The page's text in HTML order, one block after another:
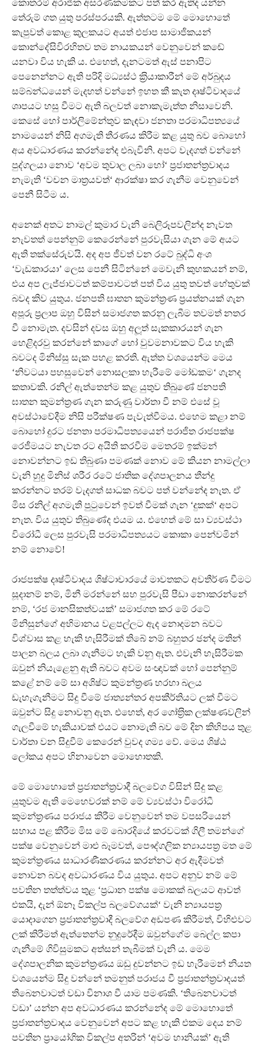
කොතරම් අරාජික අසරණකමකට පත් කර ඇතිද යන්න
තේරුම් ගත යුතු පරස්පරයකි. ඇත්තටම මේ මොහොතේ
කැපුවත් කොළ කුලකයට අයත් එජාප සාමාජිකයන්
කොන්දේසිවිරහිතව තම නායකයන් වෙනුවෙන් කඬේ
යනවා විය හැකි ය. එහෙත්, දැනටමත් ඇස් පනාපිට
පෙනෙන්නට ඇති පරිදි මධ්‍යස්ථ ක‍්‍රියාකාරීන් මේ අර්බුදය
සම්බන්ධයෙන් මැදහත් වන්නේ ඉහත කී කැත දෘෂ්ටිවාදයේ
ශාපයට හසු වීමට ඇති බලවත් නොකැමැත්ත නිසාවෙනි.
කෙසේ හෝ පාර්ලිමේන්තුව කැඳවා ජනතා පරමාධිපත්‍යයේ
නාමයෙන් නිසි අගමැති තීරණය කිරීම කළ යුතු බව බොහෝ
අය අවධාරණය කරන්නේද එබැවිනි. අපට වැදගත් වන්නේ
පුද්ගලයා නොව ‘අවම තුවාල ලබා හෝ‘ ප‍්‍රජාතන්ත‍්‍රවාදය
නැමැති ‘වචන මාත‍්‍රයවත්‘ ආරක්ෂා කර ගැනීම වෙනුවෙන්
පෙනී සිටීම ය.
අනෙක් අතට නාමල් කුමාර වැනි‍ බෙලිරූපවලින්ද නැවත
නැවතත් පෙන්නුම් කෙරෙන්නේ පුරවැසියා ගැන මේ අයට
ඇති තක්සේරුවයි. අද අප ජීවත් වන රටේ බුද්ධි අංශ
‘වැඩකාරයා’ ලෙස පෙනී සිටින්නේ මෙවැනි කුහකයන් නම්,
එය අප ලැජ්ජාවටත් කම්පාවටත් පත් විය යුතු තවත් හේතුවක්
බවද කිව යුතුය. ජනපති ඝාතන කුමන්ත‍්‍රණ ප‍්‍රයත්නයක් ගැන
අපූරු ප‍්‍රලාප ඔහු විසින් සමාජගත කරනු ලැබීම තවමත් නතර
වී නොමැත. දවසින් දවස ඔහු අලූ‍ත් සැකකාරයන් ගැන
හෙළිදරවු කරන්නේ කාගේ හෝ වුවමනාවකට විය හැකි
බවටද මිනිස්සු සැක පහළ කරති. ඇත්ත වශයෙන්ම මෙය
‘නිවටයා පහසුවෙන් නොසලකා හැරීමේ මෝඩකම‘ ගැනද
කතාවකි. රනිල් ඇත්තෙන්ම කළ යුතුව තිබුණේ ජනපති
ඝාතන කුමන්ත‍්‍රණ ගැන කරුණු වාර්තා වී නම් එසේ වූ
අවස්ථාවේදීම නිසි පරීක්ෂණ පැවැත්වීමය. එහෙම කළා නම්
බොහෝ දුරට ජනතා පරමාධිපත්‍යයෙන් පරාජිත රාජපක්ෂ
රෙජීමයට නැවත රට අයිති කරවීම මෙතරම් ඉක්මන්
නොවන්නට ඉඩ තිබුණා පමණක් නොව මේ කියන නාමල්ලා
වැනි හුදු මිනිස් ශරීර රටේ ජාතික දේශපාලනය තීන්දු
කරන්නට තරම් වැදගත් සාධක බවට පත් වන්නේද නැත. ඒ
මිස රනිල් අගමැති පුටුවෙන් ඉවත් වීමක් ගැන ‘දුකක්‘ අපට
නැත. විය යුතුව තිබුණේද එයම ය. එහෙත් මේ සා ව්‍යවස්ථා
විරෝධී ලෙස පුරවැසි පරමාධිපත්‍යයට කොකා පෙන්වමින්
නම් නොවේ!
රාජපක්ෂ දෘෂ්ටිවාදය ශිෂ්ටාචාරයේ මාවතකට අවතීර්ණ වීමට
සූදානම් නම්, මිනී මරන්නේ සහ පුරවැසි පීඩා නොකරන්නේ
නම්, ‘රජ මානසිකත්වයක්’ සමාජගත කර මේ රටේ
මිනිසුන්ගේ අභිමානය වළපල්ලට ඇද නොදමන බවට
විශ්වාස කළ හැකි හැසිරීමක් තිබේ නම් බහුතර ඡන්ද මතින්
පාලන බලය ලබා ගැනීමට හැකි වනු ඇත. එවැනි හැසිරීමක
ඔවුන් නියැළෙනු ඇති බවට අවම සංඥාවක් හෝ පෙන්නුම්
කළේ නම් මේ සා අශිෂ්ට කුමන්ත‍්‍රණ හරහා බලය
ඩැහැගැනීමට සිදු වීමේ ජාත්‍යන්තර අපකීර්තියට ලක් වීමට
ඔවුන්ට සිදු නොවනු ඇත. එහෙත්, අර ගෝත‍්‍රික ලක්ෂණවලින්
ගැලවීමේ හැකියාවක් එයට නොමැති බව මේ දින කිහිපය තුළ
වාර්තා වන සිදුවීම් කෙරෙන් වුවද ගම්‍ය වේ. මෙය ශිෂ්ඨ
ලෝකය අපට හිනාවෙන මොහොතකි.
මේ මොහොතේ ප‍්‍රජාතන්ත‍්‍රවාදී බලවේග විසින් සිදු කළ
යුතුවම ඇති මෙහෙවරක් නම් මේ ව්‍යවස්ථා විරෝධී
කුමන්ත‍්‍රණය පරාජය කිරීම වෙනුවෙන් තම වපසරියෙන්
සහාය පළ කිරීම මිස මේ බොරදියේ කරවටක් ගිලී තමන්ගේ
පක්ෂ වෙනුවෙන් මාළු බෑමවත්, පෞද්ගලික න්‍යායපත‍්‍ර මත මේ
කුමන්ත‍්‍රණය සාධාරණීකරණය කරන්නට අර ඇදීමවත්
නොවන බවද අවධාරණය විය යුතුය. අපට අනුව නම් මේ
පවතින තත්ත්වය තුළ ‘ප‍්‍රධාන පක්ෂ මොකක් බලයට ආවත්
එකයි, දැන් ඕනෑ විකල්ප බලවේගයක්‘ වැනි න්‍යායපත‍්‍ර
යොදාගෙන ප‍්‍රජාතන්ත‍්‍රවාදී බලවේග අඩපණ කිරීමත්, විහිළුවට
ලක් කිරීමත් ඇත්තෙන්ම නුදුරේදීම ඔවුන්ගේම බෙල්ල කපා
ගැනීමේ ගිවිසුමකට අත්සන් තැබීමක් වැනි ය. මෙම
දේශපාලනික කුමන්ත‍්‍රණය ඔඩු දුවන්නට ඉඩ හැරීමෙන් නියත
වශයෙන්ම සිදු වන්නේ තමනුත් පරාජය වී ප‍්‍රජාතන්ත‍්‍රවාදයත්
තිබෙනවාටත් වඩා විනාශ වී යාම පමණකි. ‘තිබෙනවාටත්
වඩා’ යන්න අප අවධාරණය කරන්නේද මේ මොහොතේ
ප‍්‍රජාතන්ත‍්‍රවාදය වෙනුවෙන් අපට කළ හැකි එකම දෙය නම්
පවතින ප‍්‍රායෝගික විකල්ප අතරින් ‘අවම හානියක්’ ඇති